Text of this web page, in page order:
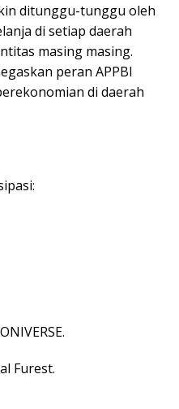
ditunggu-tunggu oleh
di setiap daerah
masing masing.
peran APPBI
di daerah
Furest.